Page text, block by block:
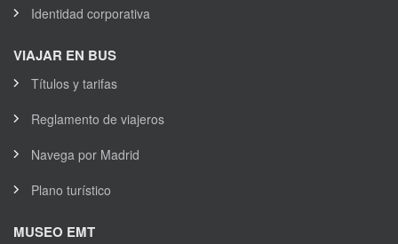
Identidad corporativa
VIAJAR EN BUS
Títulos y tarifas
Reglamento de viajeros
Navega por Madrid
Plano turístico
MUSEO EMT